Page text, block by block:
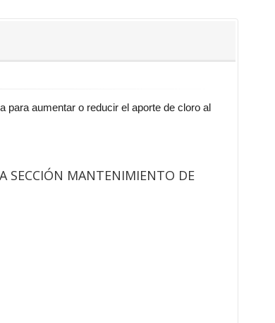
para aumentar o reducir el aporte de cloro al
SECCIÓN MANTENIMIENTO DE